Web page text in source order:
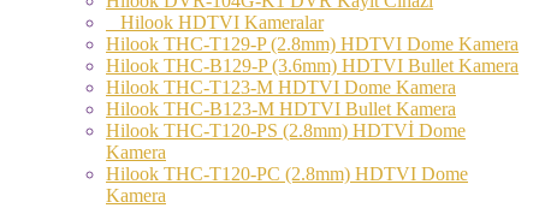
Hilook HDTVI Kameralar
Hilook THC-T129-P (2.8mm) HDTVI Dome Kamera
Hilook THC-B129-P (3.6mm) HDTVI Bullet Kamera
Hilook THC-T123-M HDTVI Dome Kamera
Hilook THC-B123-M HDTVI Bullet Kamera
Hilook THC-T120-PS (2.8mm) HDTVİ Dome
Kamera
Hilook THC-T120-PC (2.8mm) HDTVI Dome
Kamera